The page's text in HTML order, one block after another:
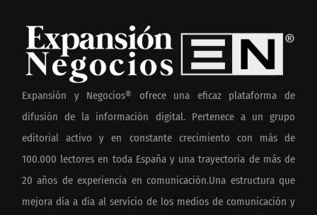
Expansión y Negocios® ofrece una eficaz plataforma de
difusión de la información digital. Pertenece a un grupo
editorial activo y en constante crecimiento con más de
100.000 lectores en toda España y una trayectoria de más de
20 años de experiencia en comunicación.Una estructura que
mejora día a día al servicio de los medios de comunicación y